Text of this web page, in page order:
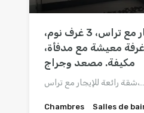
شقة رائعة للإيجار مع تراس، 3 غرف نوم،
معيشة مع مدفأة،
مكيفة. مصعد وجراج
شقة رائعة للإيجار مع تراس،…
Chambres Salles de